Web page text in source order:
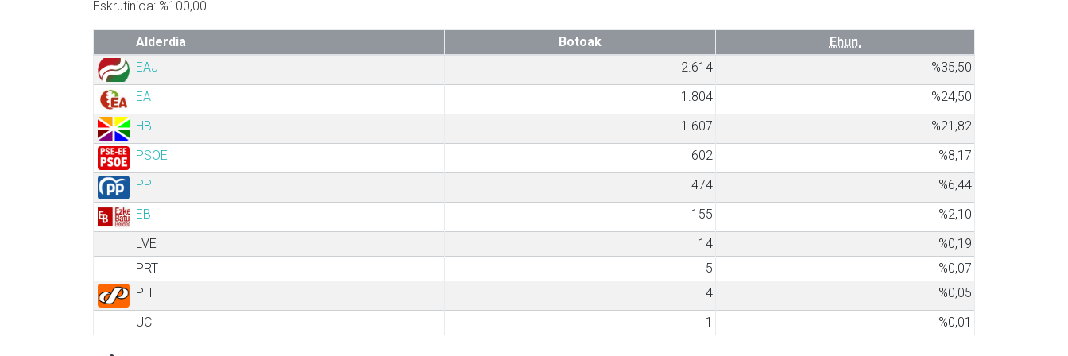
Eskrutinioa: %100,00
Alderdia Botoak
Ehun.
EAJ
2.614
%35,50
EA
1.804
%24,50
HB
1.607
%21,82
PSOE
602
%8,17
PP
474
%6,44
EB
155
%2,10
LVE
14
%0,19
PRT
5
%0,07
PH
4
%0,05
UC
1 %0,01